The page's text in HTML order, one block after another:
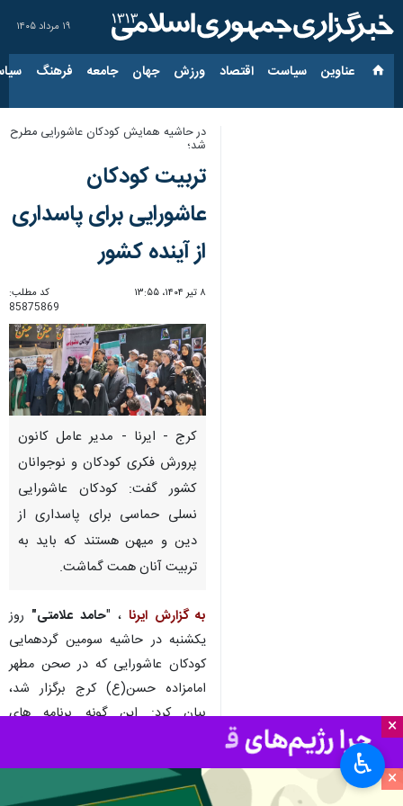
۱۹ مرداد ۱۴۰۵
عناوین‌ سیاست اقتصاد ورزش جهان جامعه فرهنگ
×
×
در حاشیه همایش کودکان عاشورایی مطرح
شد؛
تربیت کودکان
عاشورایی برای پاسداری
از آینده کشور
۸ تیر ۱۴۰۴، ۱۳:۵۵
کد مطلب:
85875869
کرج - ایرنا - مدیر عامل کانون
پرورش فکری کودکان و نوجوانان
کشور گفت: کودکان عاشورایی
نسلی حماسی برای پاسداری از
دین و میهن هستند که باید به
تربیت آنان همت گماشت.
به گزارش ایرنا، "حامد علامتی" روز
یکشنبه در حاشیه سومین گردهمایی
کودکان عاشورایی که در صحن مطهر
امامزاده حسن(ع) کرج برگزار شد،
بیان کرد:‌ این گونه برنامه‌ های
عاشورا و تربیت حماسی نسل آینده در
♿︎